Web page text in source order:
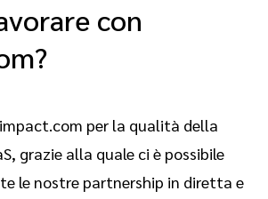
con
per la qualità della
grazie alla quale ci è possibile
le nostre partnership in diretta e